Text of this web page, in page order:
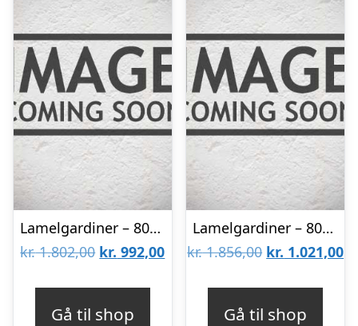
Lamelgardiner – 80×80 – Beige
kr.1.802,00 Den
kr. 992,00Den
Gå til shop
Lamelgardiner – 80×150 – Beige
kr.1.856,00 Den
kr. 1.021,00
Gå til shop